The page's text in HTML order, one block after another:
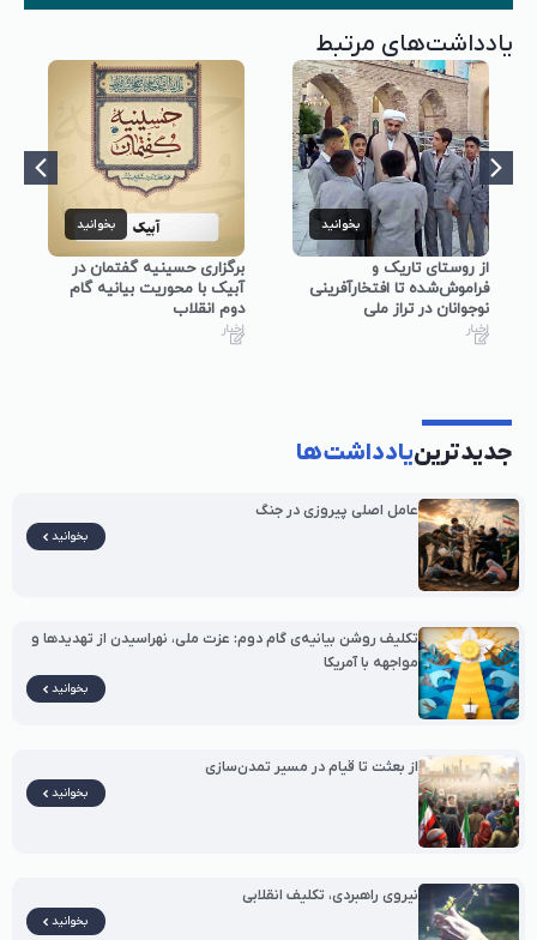
یادداشت‌های مرتبط
بخوانید
از روستای تاریک و
فراموش‌شده تا افتخارآفرینی
نوجوانان در تراز ملی
اخبار
بخوانید
برگزاری حسینیه گفتمان در
آبیک با محوریت بیانیه گام
دوم انقلاب
اخبار
جدیدترینیادداشت‌ها
عامل اصلی پیروزی در جنگ
بخوانید
تکلیف روشن بیانیه‌ی گام دوم: عزت ملی، نهراسیدن از تهدیدها و
مواجهه با آمریکا
بخوانید
از بعثت تا قیام در مسیر تمدن‌سازی
بخوانید
نیروی راهبردی، تکلیف انقلابی
بخوانید